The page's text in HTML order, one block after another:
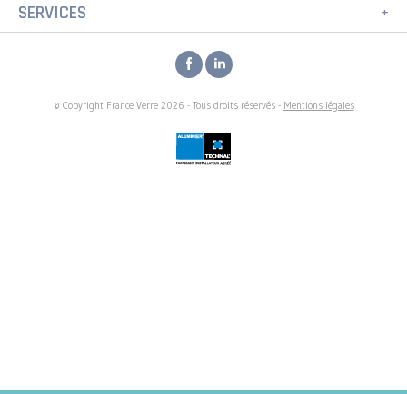
SERVICES
© Copyright France Verre 2026 - Tous droits réservés - Mentions légales